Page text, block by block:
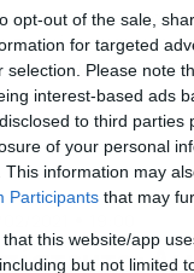
opt-out of the sale,
for targeted
selection. Please note
interest-based ads
to third
of your personal
This information may
Participants that may
that this website/app
but not limited
δικηγόρος
και είχε
η είδηση
Ο
παντρεμένος και
σημειώθηκετα
διέμενε. Ο